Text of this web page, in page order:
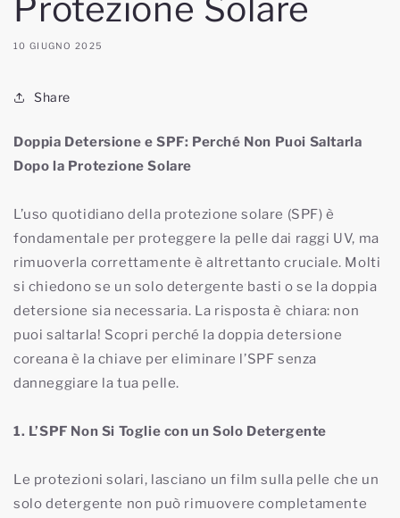
Protezione Solare
10 GIUGNO 2025
Share
Doppia Detersione e SPF: Perché Non Puoi Saltarla
Dopo la Protezione Solare
L’uso quotidiano della protezione solare (SPF) è
fondamentale per proteggere la pelle dai raggi UV, ma
rimuoverla correttamente è altrettanto cruciale. Molti
si chiedono se un solo detergente basti o se la doppia
detersione sia necessaria. La risposta è chiara: non
puoi saltarla! Scopri perché la doppia detersione
coreana è la chiave per eliminare l’SPF senza
danneggiare la tua pelle.
1. L’SPF Non Si Toglie con un Solo Detergente
Le protezioni solari, lasciano un film sulla pelle che un
solo detergente non può rimuovere completamente